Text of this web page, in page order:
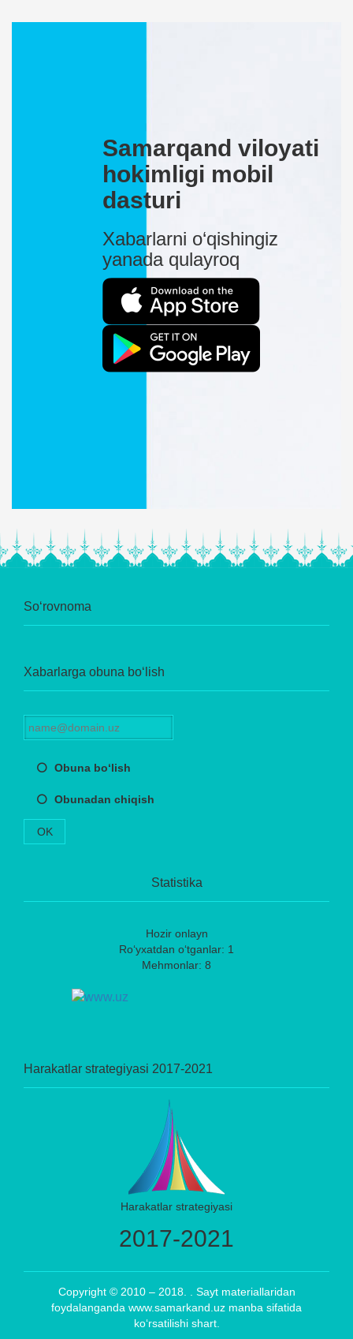
Samarqand viloyati
hokimligi mobil
dasturi
Xabarlarni o‘qishingiz
yanada qulayroq
So‘rovnoma
Xabarlarga obuna bo‘lish
Obuna bo‘lish
Obunadan chiqish
OK
Statistika
Hozir onlayn
Ro‘yxatdan o‘tganlar: 1
Mehmonlar: 8
Harakatlar strategiyasi 2017-2021
Harakatlar strategiyasi
2017-2021
Copyright © 2010 – 2018. . Sayt materiallaridan
foydalanganda www.samarkand.uz manba sifatida
ko‘rsatilishi shart.